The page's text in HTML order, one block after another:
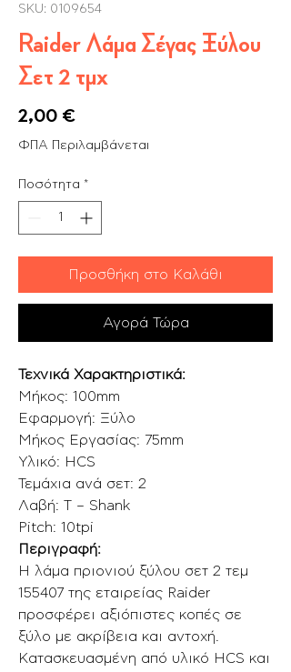
SKU: 0109654
Raider Λάμα Σέγας Ξύλου
Σετ 2 τμχ
2,00 €Τιμή
ΦΠΑ Περιλαμβάνεται
Ποσότητα *
Προσθήκη στο Καλάθι
Αγορά Τώρα
Τεχνικά Χαρακτηριστικά:
Μήκος: 100mm
Εφαρμογή: Ξύλο
Μήκος Εργασίας: 75mm
Υλικό: HCS
Τεμάχια ανά σετ: 2
Λαβή: T – Shank
Pitch: 10tpi
Περιγραφή:
Η λάμα πριονιού ξύλου σετ 2 τεμ
155407 της εταιρείας Raider
προσφέρει αξιόπιστες κοπές σε
ξύλο με ακρίβεια και αντοχή.
Κατασκευασμένη από υλικό HCS και